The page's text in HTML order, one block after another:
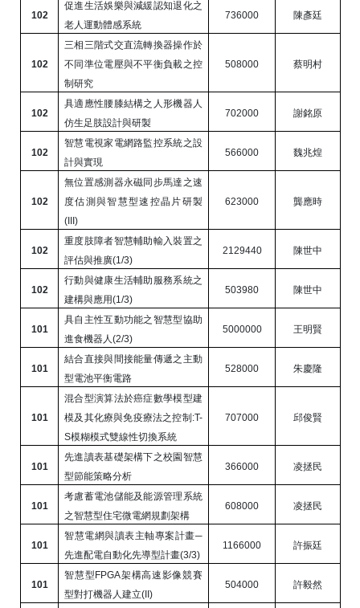
102
促進生活娛樂與減緩認知退化之
老人運動體感系統
736000 陳彥廷
102
三相三階式交直流轉換器操作於
不同準位電壓與不平衡負載之控
制研究
508000 蔡明村
102
具適應性腰膝結構之人形機器人
仿生足肢設計與研製
702000 謝銘原
102
智慧電視家電網路監控系統之設
計與實現
566000 魏兆煌
102
無位置感測器永磁同步馬達之速
度估測與智慧型速控晶片研製
(III)
623000 龔應時
102
重度肢障者智慧輔助輸入裝置之
評估與推廣(1/3)
2129440 陳世中
102
行動與健康生活輔助服務系統之
建構與應用(1/3)
503980 陳世中
101
具自主性互動功能之智慧型協助
進食機器人(2/3)
5000000 王明賢
101
結合直接與間接能量傳遞之主動
型電池平衡電路
528000 朱慶隆
101
混合型演算法於癌症數學模型建
模及其化療與免疫療法之控制 :T-
S模糊模式雙線性切換系統
707000 邱俊賢
101
先進讀表基礎架構下之校園智慧
型節能策略分析
366000 凌拯民
101
考慮蓄電池儲能及能源管理系統
之智慧型住宅微電網規劃架構
608000 凌拯民
101
智慧電網與讀表主軸專案計畫─
先進配電自動化先導型計畫(3/3)
1166000 許振廷
101
智慧型 FPGA架構高速影像競賽
型對打機器人建立(II)
504000 許毅然